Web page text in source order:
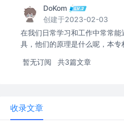
DoKom
创建于2023-02-03
在我们日常学习和工作中常常
具，他们的原理是什么呢，本专
暂无订阅 共3篇文章
收录文章